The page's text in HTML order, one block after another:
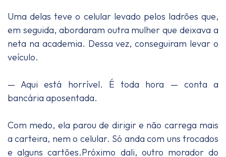
Uma delas teve o celular levado pelos ladrões que,
em seguida, abordaram outra mulher que deixava a
neta na academia. Dessa vez, conseguiram levar o
veículo.
— Aqui está horrível. É toda hora — conta a
bancária aposentada.
Com medo, ela parou de dirigir e não carrega mais
a carteira, nem o celular. Só anda com uns trocados
e alguns cartões.Próximo dali, outro morador do